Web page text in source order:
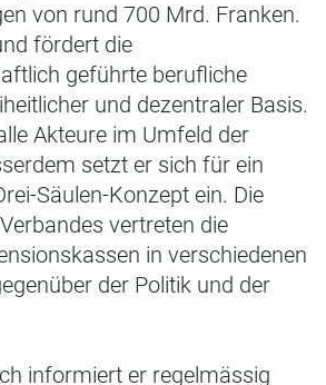
von rund 700 Mrd. Franken.
fördert die
geführte berufliche
und dezentraler Basis.
Akteure im Umfeld der
setzt er sich für ein
Säulen-Konzept ein. Die
vertreten die
in verschiedenen
der Politik und der
informiert er regelmässig